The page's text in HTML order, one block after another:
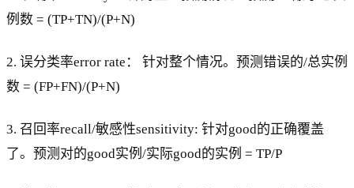
例数 = (TP+TN)/(P+N)
2. 误分类率error rate： 针对整个情况。预测错误的/总实例
数 = (FP+FN)/(P+N)
3. 召回率recall/敏感性sensitivity: 针对good的正确覆盖
了。预测对的good实例/实际good的实例 = TP/P